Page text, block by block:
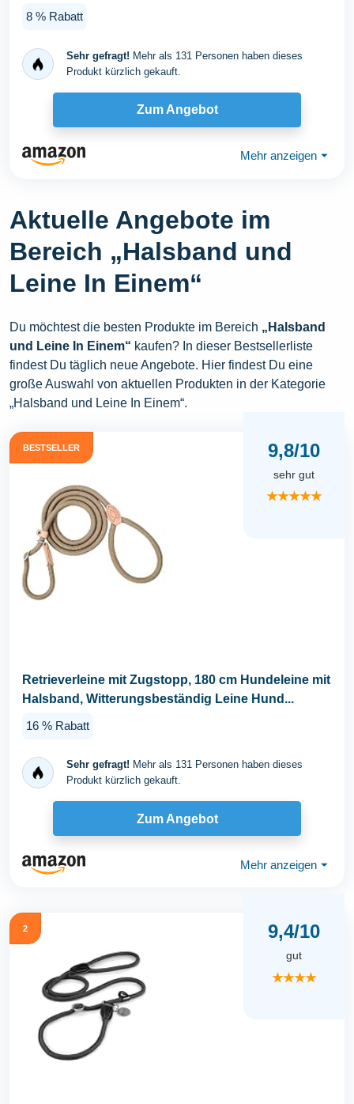
8 % Rabatt
Sehr gefragt! Mehr als 131 Personen haben dieses
Produkt kürzlich gekauft.
Zum Angebot
Mehr anzeigen ⏷
Aktuelle Angebote im
Bereich „Halsband und
Leine In Einem“
Du möchtest die besten Produkte im Bereich „Halsband
und Leine In Einem“ kaufen? In dieser Bestsellerliste
findest Du täglich neue Angebote. Hier findest Du eine
große Auswahl von aktuellen Produkten in der Kategorie
„Halsband und Leine In Einem“.
BESTSELLER 9,8/10
sehr gut
★★★★★
Retrieverleine mit Zugstopp, 180 cm Hundeleine mit
Halsband, Witterungsbeständig Leine Hund...
16 % Rabatt
Sehr gefragt! Mehr als 131 Personen haben dieses
Produkt kürzlich gekauft.
Zum Angebot
Mehr anzeigen ⏷
2 9,4/10
gut
★★★★